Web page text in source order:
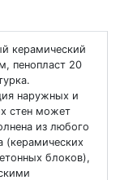
керамический
пенопласт 20
наружных и
стен может
из любого
(керамических
блоков),